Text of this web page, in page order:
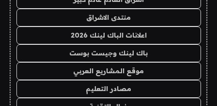
منتدى الاشراق
اعلانات الباك لينك 2026
باك لينك وجيست بوست
موقع المشاريع العربي
مصادر التعليم